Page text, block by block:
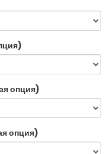
опция)
опция)